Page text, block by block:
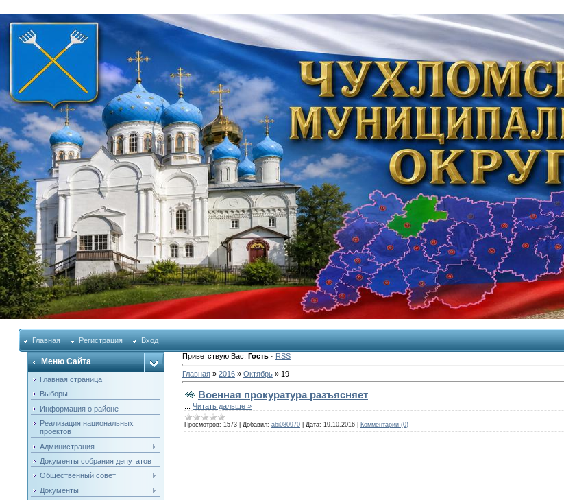
Главная Регистрация Вход
Меню Сайта
Главная страница
Выборы
Информация о районе
Реализация национальных
проектов
Администрация
Документы собрания депутатов
Общественный совет
Документы
Приветствую Вас Гость· RSS
Главная» 2016 » Октябрь » 19
Военная прокуратура разъясняет
Читать дальше »
Просмотров: 1573 Добавил: abi080970 Дата: 19.10.2016 Комментарии (0)